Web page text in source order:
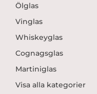
Ölglas
Vinglas
Whiskeyglas
Cognagsglas
Martiniglas
Visa alla kategorier